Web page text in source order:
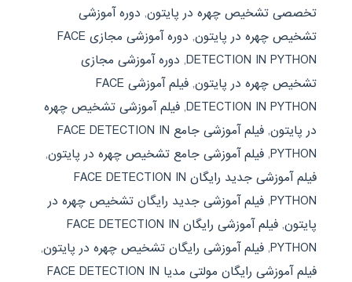
تخصصی تشخیص چهره در پایتون, دوره آموزشی
تشخیص چهره در پایتون,
دوره آموزشی مجازی FACE
DETECTION IN PYTHON
, دوره آموزشی مجازی
تشخیص چهره در پایتون,
فیلم آموزشی FACE
DETECTION IN PYTHON
, فیلم آموزشی تشخیص چهره
در پایتون,
فیلم آموزشی جامع FACE DETECTION IN
PYTHON
, فیلم آموزشی جامع تشخیص چهره در پایتون,
فیلم آموزشی جدید رایگان FACE DETECTION IN
PYTHON
, فیلم آموزشی جدید رایگان تشخیص چهره در
پایتون,
فیلم آموزشی رایگان FACE DETECTION IN
PYTHON
, فیلم آموزشی رایگان تشخیص چهره در پایتون,
فیلم آموزشی رایگان مولتی مدیا FACE DETECTION IN